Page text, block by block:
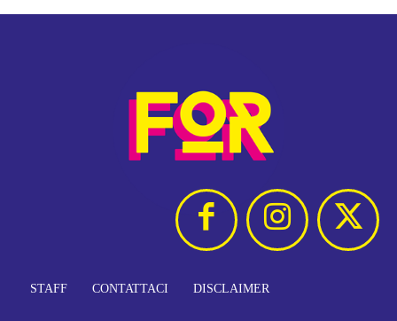
STAFF CONTATTACI DISCLAIMER